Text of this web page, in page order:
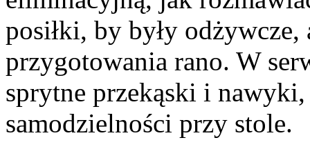
posiłki, by były
przygotowania rano. W
sprytne przekąski i
samodzielności przy stole.